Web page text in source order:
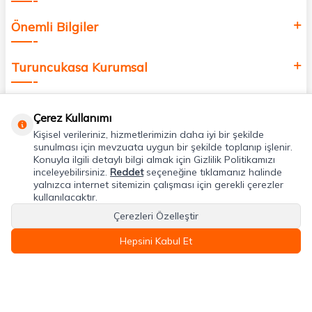
Önemli Bilgiler
Turuncukasa Kurumsal
Uygulamalarımız
Adres & İletişim
Çerez Kullanımı
Kişisel verileriniz, hizmetlerimizin daha iyi bir şekilde
sunulması için mevzuata uygun bir şekilde toplanıp işlenir.
Konuyla ilgili detaylı bilgi almak için Gizlilik Politikamızı
inceleyebilirsiniz. Reddetseçeneğine tıklamanız halinde
yalnızca internet sitemizin çalışması için gerekli çerezler
kullanılacaktır.
Çerezleri Özelleştir
Hepsini Kabul Et